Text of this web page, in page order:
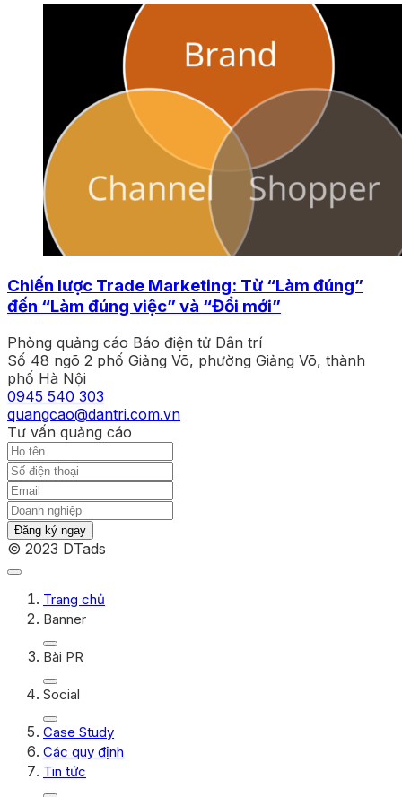
Chiến lược Trade Marketing: Từ “Làm đúng”
đến “Làm đúng việc” và “Đổi mới”
Phòng quảng cáo Báo điện tử Dân trí
Số 48 ngõ 2 phố Giảng Võ, phường Giảng Võ, thành
phố Hà Nội
0945 540 303
quangcao@dantri.com.vn
Tư vấn quảng cáo
Đăng ký ngay
© 2023 DTads
Trang chủ
Banner
Bài PR
Social
Case Study
Các quy định
Tin tức